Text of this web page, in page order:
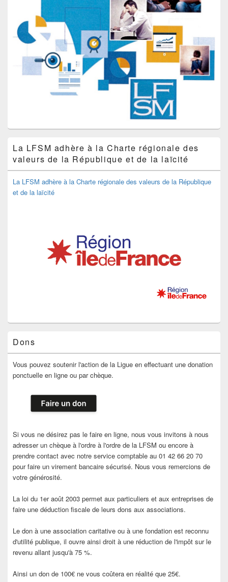
La LFSM adhère à la Charte régionale des
valeurs de la République et de la laïcité
La LFSM adhère à la Charte régionale des valeurs de la République
et de la laïcité
Dons
Vous pouvez soutenir l'action de la Ligue en effectuant une donation
ponctuelle en ligne ou par chèque.
Si vous ne désirez pas le faire en ligne, nous vous invitons à nous
adresser un chèque à l'ordre à l'ordre de la LFSM ou encore à
prendre contact avec notre service comptable au 01 42 66 20 70
pour faire un virement bancaire sécurisé. Nous vous remercions de
votre générosité.
La loi du 1er août 2003 permet aux particuliers et aux entreprises de
faire une déduction fiscale de leurs dons aux associations.
Le don à une association caritative ou à une fondation est reconnu
d'utilité publique, il ouvre ainsi droit à une réduction de l'impôt sur le
revenu allant jusqu'à 75 %.
Ainsi un don de 100€ ne vous coûtera en réalité que 25€.